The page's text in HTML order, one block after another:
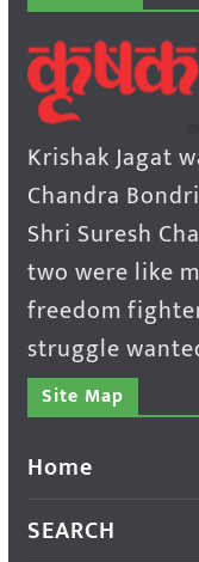
Krishak Jagat
Chandra
Shri Suresh
two were like
freedom
struggle
Site Map
Home
SEARCH